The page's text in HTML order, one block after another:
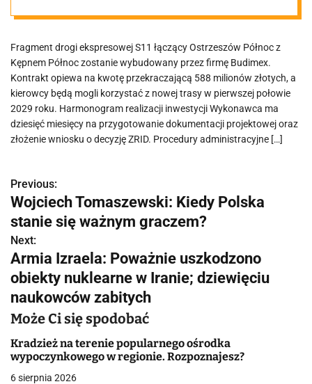
Fragment drogi ekspresowej S11 łączący Ostrzeszów Północ z
Kępnem Północ zostanie wybudowany przez firmę Budimex.
Kontrakt opiewa na kwotę przekraczającą 588 milionów złotych, a
kierowcy będą mogli korzystać z nowej trasy w pierwszej połowie
2029 roku. Harmonogram realizacji inwestycji Wykonawca ma
dziesięć miesięcy na przygotowanie dokumentacji projektowej oraz
złożenie wniosku o decyzję ZRID. Procedury administracyjne […]
N
a
w
i
g
a
c
j
Previous:
Wojciech Tomaszewski: Kiedy Polska
stanie się ważnym graczem?
Next:
Armia Izraela: Poważnie uszkodzono
obiekty nuklearne w Iranie; dziewięciu
naukowców zabitych
Może Ci się spodobać
Kradzież na terenie popularnego ośrodka
wypoczynkowego w regionie. Rozpoznajesz?
6 sierpnia 2026